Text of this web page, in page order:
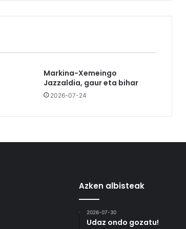
Markina-Xemeingo
Jazzaldia, gaur eta bihar
2026-07-24
Azken albisteak
2026-07-30
Udaz ondo gozatu!